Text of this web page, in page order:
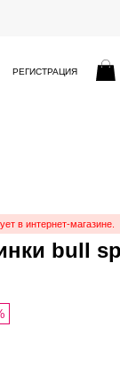
РЕГИСТРАЦИЯ
в интернет-магазине.
bull